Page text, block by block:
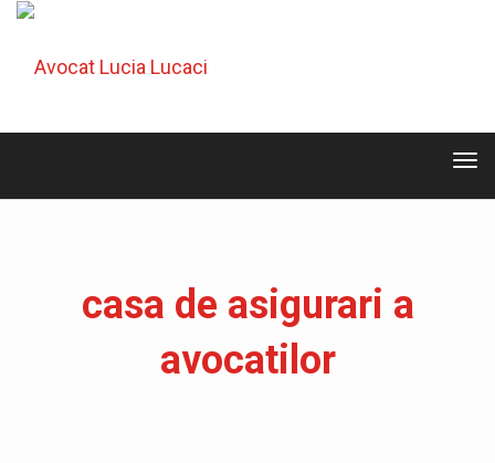
casa de asigurari a
avocatilor